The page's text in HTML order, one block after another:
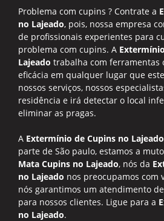
Problema com cupins ? Contrate a
no Lajeado, pois, nossa empresa
de profissionais experientes para
problema com cupins. A
Lajeado trabalha com ferramentas
eficácia em qualquer lugar que
nossos serviços, nossos
residência e irá detectar o local
eliminar as pragas.
A Extermínio de Cupins no Lajeado
parte de São paulo, estamos a
Mata Cupins no Lajeado, nós da
no Lajeado nos preocupamos com
nós garantimos um atendimento
para nossos clientes. Ligue para a
no Lajeado.